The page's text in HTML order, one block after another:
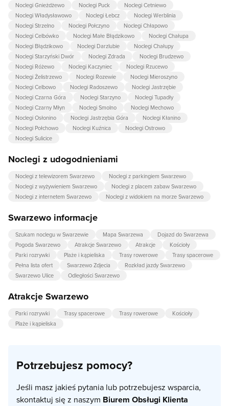
Noclegi Gnieżdżewo Noclegi Puck
Noclegi Cetniewo
Noclegi Władysławowo
Noclegi Łebcz
Noclegi Werblinia
Noclegi Strzelno
Noclegi Połczyno
Noclegi Chłapowo
Noclegi Celbówko
Noclegi Małe Błądzikowo
Noclegi Chałupa
Noclegi Błądzikowo
Noclegi Darzlubie
Noclegi Chałupy
Noclegi Starzyński Dwór
Noclegi Zdrada
Noclegi Brudzewo
Noclegi Różewo
Noclegi Kaczyniec
Noclegi Rzucewo
Noclegi Żelistrzewo
Noclegi Rozewie
Noclegi Mieroszyno
Noclegi Celbowo
Noclegi Radoszewo
Noclegi Jastrzębie
Noclegi Czarna Góra
Noclegi Starzyno
Noclegi Tupadły
Noclegi Czarny Młyn
Noclegi Smolno
Noclegi Mechowo
Noclegi Osłonino
Noclegi Jastrzębia Góra
Noclegi Kłanino
Noclegi Połchowo
Noclegi Kuźnica
Noclegi Ostrowo
Noclegi Sulicice
Noclegi z udogodnieniami
Noclegi z telewizorem Swarzewo
Noclegi z parkingiem Swarzewo
Noclegi z wyżywieniem Swarzewo
Noclegi z placem zabaw Swarzewo
Noclegi z internetem Swarzewo
Noclegi z widokiem na morze Swarzewo
Swarzewo informacje
Szukam noclegu w Swarzewie Mapa Swarzewa
Dojazd do Swarzewa
Pogoda Swarzewo
Atrakcje Swarzewo Atrakcje
Kościoły
Parki rozrywki
Plaże i kąpieliska Trasy rowerowe
Trasy spacerowe
Pełna lista ofert
Swarzewo Zdjecia
Rozkład jazdy Swarzewo
Swarzewo Ulice
Odległości Swarzewo
Atrakcje Swarzewo
Parki rozrywki Trasy spacerowe Trasy rowerowe
Kościoły
Plaże i kąpieliska
Potrzebujesz pomocy?
Jeśli masz jakieś pytania lub potrzebujesz wsparcia,
skontaktuj się z naszym Biurem Obsługi Klienta